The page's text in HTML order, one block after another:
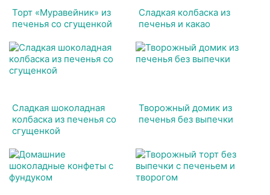
Торт «Муравейник» из
печенья со сгущенкой
Сладкая колбаска из
печенья и какао
Сладкая шоколадная
колбаска из печенья со
сгущенкой
Творожный домик из
печенья без выпечки